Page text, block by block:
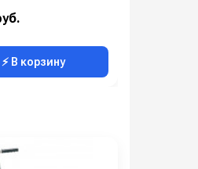
⚡ В корзину